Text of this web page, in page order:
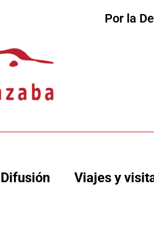
Por la
Difusión Viajes y